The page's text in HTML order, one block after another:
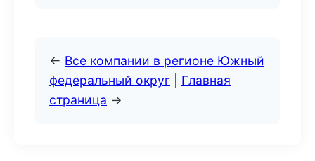
← Все компании в регионе Южный
федеральный округ
Главная
страница →